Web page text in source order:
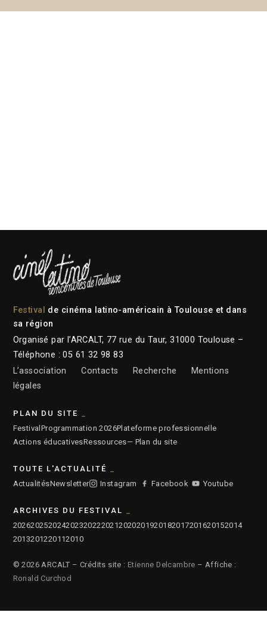
Festival de cinéma latino-américain à Toulouse et dans
sa région
Organisé par l’ARCALT, 77 rue du Taur, 31000 Toulouse –
Téléphone : 05 61 32 98 83
L’association
Contacts Recherche
Mentions
légales
PLAN DU SITE
Festival Programmation 2026Plateforme professionnelle
Actions éducativesRessources— Plan du site
TOUTE L'ACTUALITÉ
ActualitésNewsletter Instagram Facebook Youtube
ARCHIVES DU FESTIVAL
2026202520242023202220212020201920182017201620152014
2013201220112010
© 2026 ARCALT – Crédits site : Etienne Delcambre – Affiche :
Ronald Curchod